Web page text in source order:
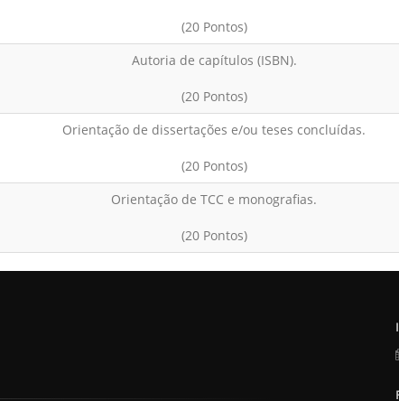
(20 Pontos)
Autoria de capítulos (ISBN).
(20 Pontos)
Orientação de dissertações e/ou teses concluídas.
(20 Pontos)
Orientação de TCC e monografias.
(20 Pontos)